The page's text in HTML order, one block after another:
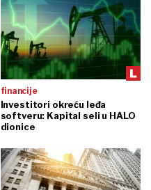
financije
Investitori okreću leđa
softveru: Kapital seli u HALO
dionice